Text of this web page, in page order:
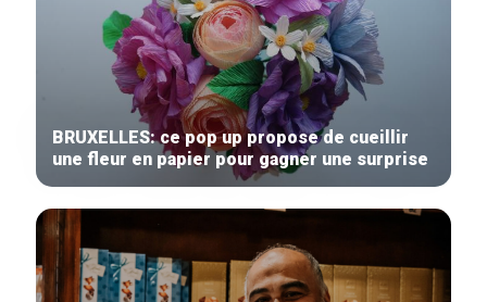
BRUXELLES: ce pop up propose de cueillir
une fleur en papier pour gagner une surprise